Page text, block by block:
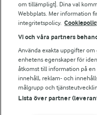
Följ oss
© 2026 Arla Foods
om tillämpligt]. Dina val
Webbplats. Mer information
integritetspolicy.
Vi och våra partners
Använda exakta uppgifter
enhetens egenskaper för
åtkomst till information på en
innehåll, reklam- och
målgrupp och
Lista över partner